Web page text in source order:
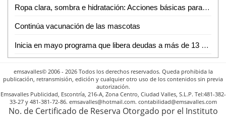
Ropa clara, sombra e hidratación: Acciones básicas para enfrentar la ola de calor
Continúa vacunación de las mascotas
Inicia en mayo programa que libera deudas a más de 13 mil mujeres productoras
emsavalles© 2006 - 2026 Todos los derechos reservados. Queda prohibida la
publicación, retransmisión, edición y cualquier otro uso de los contenidos sin previa
autorización.
Emsavalles Publicidad, Escontría, 216-A, Zona Centro, Ciudad Valles, S.L.P. Tel:481-382-
33-27 y 481-381-72-86. emsavalles@hotmail.com. contabilidad@emsavalles.com
No. de Certificado de Reserva Otorgado por el Instituto